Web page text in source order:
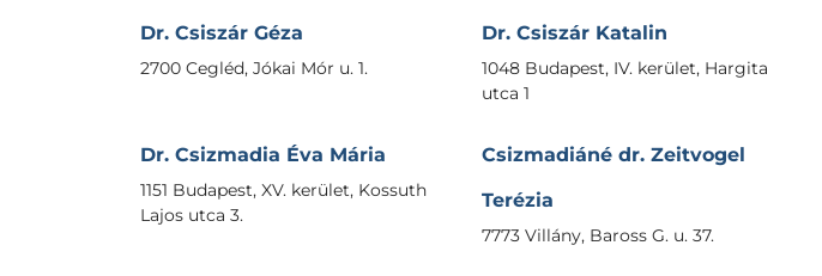
Dr. Csiszár Géza
2700 Cegléd, Jókai Mór u. 1.
Dr. Csiszár Katalin
1048 Budapest, IV. kerület, Hargita
utca 1
Dr. Csizmadia Éva Mária
1151 Budapest, XV. kerület, Kossuth
Lajos utca 3.
Csizmadiáné dr. Zeitvogel
Terézia
7773 Villány, Baross G. u. 37.